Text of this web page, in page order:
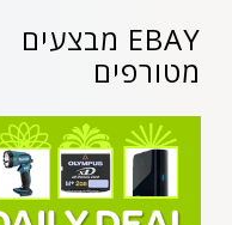
EBAY מבצעים
מטורפים